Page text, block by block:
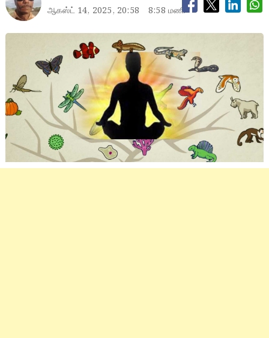
ஆகஸ்ட் 14, 2025, 20:58 8:58 மணி
7 birth